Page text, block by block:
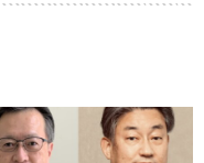
が負うものとし、当
の他の著作物は、当
作権者に帰属するもの